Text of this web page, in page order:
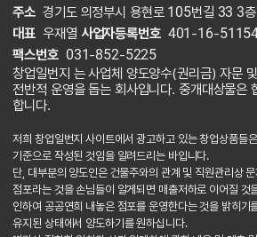
주소 경기도 의정부시 용현로 105번길 33 3
대표 우재열 사업자등록번호 401-16-
팩스번호 031-852-5225
창업일번지 는 사업체 양도양수(권리금) 자문
전반적 운영을 돕는 회사입니다. 중개대상물은
합니다.
저희 창업일번지 사이트에서 광고하고 있는 창업상품들
기준으로 작성된 것임을 알려드리는 바입니다.
단, 대부분의 양도인은 건물주와의 관계 및 직원관리상
점포라는 것을 손님들이 알게되면 매출저하로 이어질 것
인하여 공공연희 내놓은 점포를 운영한다는 것을 밝히기
유지된 상태에서 양도하기를 원하십니다.